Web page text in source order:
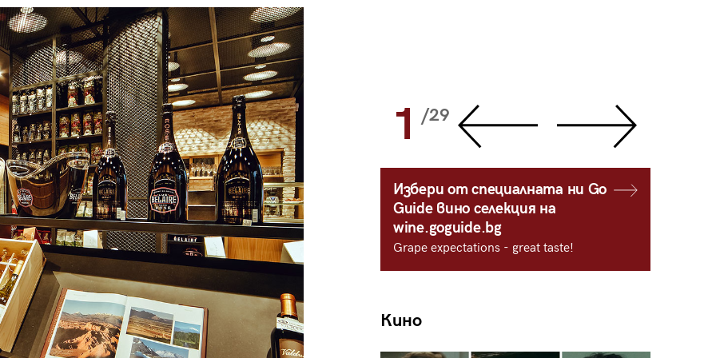
29/29 1 /29
Избери от специалната ни Go
Guide вино селекция на
wine.goguide.bg
Grape expectations - great taste!
Кино